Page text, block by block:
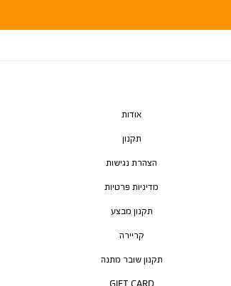
אודות
תקנון
הצהרת נגישות
מדיניות פרטיות
תקנון מבצע
קריירה
תקנון שובר מתנה
GIFT CARD